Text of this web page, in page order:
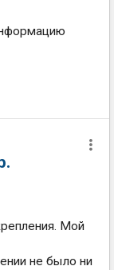
Мой
не было ни